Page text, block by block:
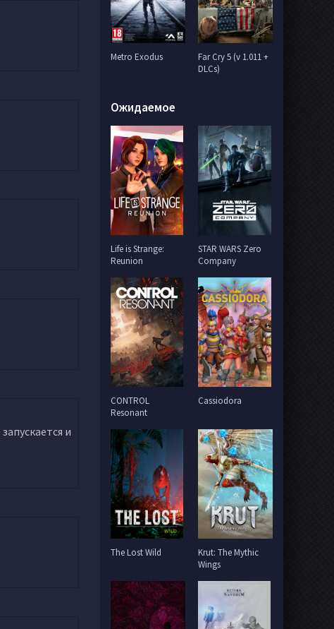
и
Metro Exodus
Far Cry 5 (v 1.011 +
DLCs)
Ожидаемое
Life is Strange:
Reunion
STAR WARS Zero
Company
CONTROL
Resonant
Cassiodora
The Lost Wild
Krut: The Mythic
Wings